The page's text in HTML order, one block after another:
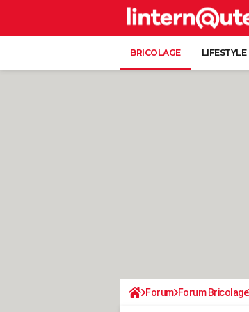
BRICOLAGE LIFESTYLE
Forum Forum Bricolage